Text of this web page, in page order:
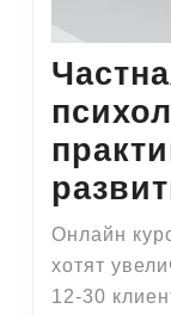
Онлайн
хотят
12-30